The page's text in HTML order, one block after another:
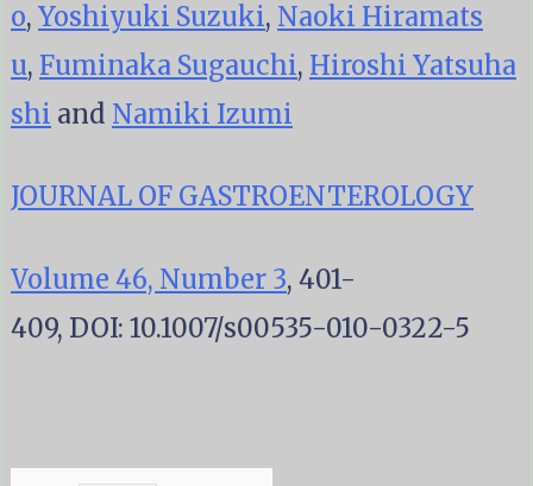
o, Yoshiyuki Suzuki, Naoki Hiramats
u, Fuminaka Sugauchi, Hiroshi Yatsuha
shi and Namiki Izumi
JOURNAL OF GASTROENTEROLOGY
Volume 46, Number 3, 401-
409, DOI: 10.1007/s00535-010-0322-5